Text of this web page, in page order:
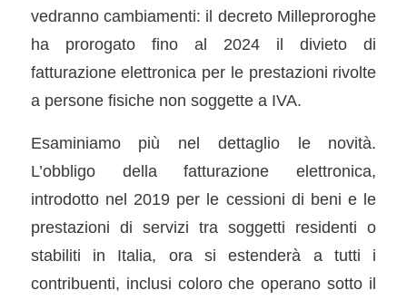
vedranno cambiamenti: il decreto Milleproroghe
ha prorogato fino al 2024 il divieto di
fatturazione elettronica per le prestazioni rivolte
a persone fisiche non soggette a IVA.
Esaminiamo più nel dettaglio le novità.
L’obbligo della fatturazione elettronica,
introdotto nel 2019 per le cessioni di beni e le
prestazioni di servizi tra soggetti residenti o
stabiliti in Italia, ora si estenderà a tutti i
contribuenti, inclusi coloro che operano sotto il